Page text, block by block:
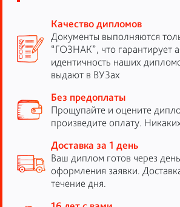
Качество дипломов
Документы выполняются
“ГОЗНАК”, что гарантирует
идентичность наших
выдают в ВУЗах
Без предоплаты
Прощупайте и оцените
произведите оплату.
Доставка за 1 день
Ваш диплом готов через
оформления заявки.
течение дня.